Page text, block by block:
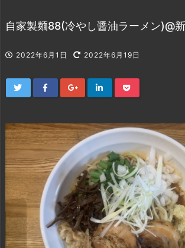
自家製麺88(冷やし醤油ラーメン)@
2022年6月1日 2022年6月19日